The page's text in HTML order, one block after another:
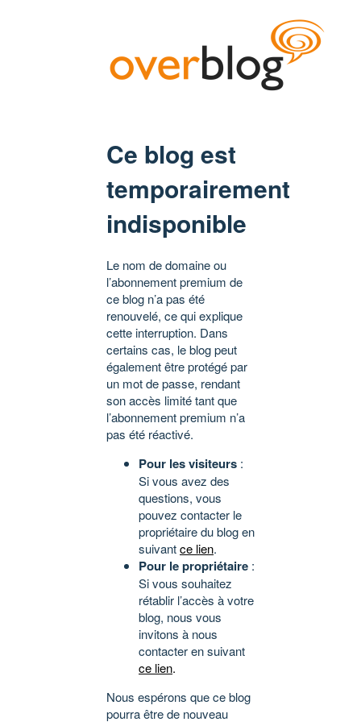
Ce blog est
temporairement
indisponible
Le nom de domaine ou
l’abonnement premium de
ce blog n’a pas été
renouvelé, ce qui explique
cette interruption. Dans
certains cas, le blog peut
également être protégé par
un mot de passe, rendant
son accès limité tant que
l’abonnement premium n’a
pas été réactivé.
Pour les visiteurs :
Si vous avez des
questions, vous
pouvez contacter le
propriétaire du blog en
suivantce lien.
Pour le propriétaire :
Si vous souhaitez
rétablir l’accès à votre
blog, nous vous
invitons à nous
contacter en suivant
ce lien.
Nous espérons que ce blog
pourra être de nouveau